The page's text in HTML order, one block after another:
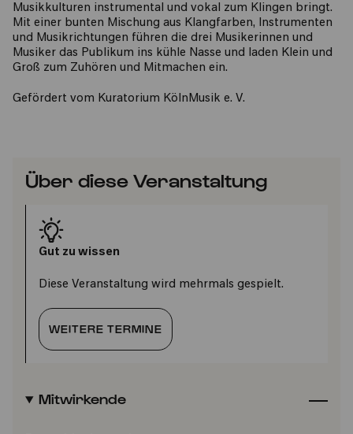
Musikkulturen instrumental und vokal zum Klingen bringt.
Mit einer bunten Mischung aus Klangfarben, Instrumenten
und Musikrichtungen führen die drei Musikerinnen und
Musiker das Publikum ins kühle Nasse und laden Klein und
Groß zum Zuhören und Mitmachen ein.
Gefördert vom Kuratorium KölnMusik e. V.
Über diese Veranstaltung
Gut zu wissen
Diese Veranstaltung wird mehrmals gespielt.
WEITERE TERMINE
Mitwirkende